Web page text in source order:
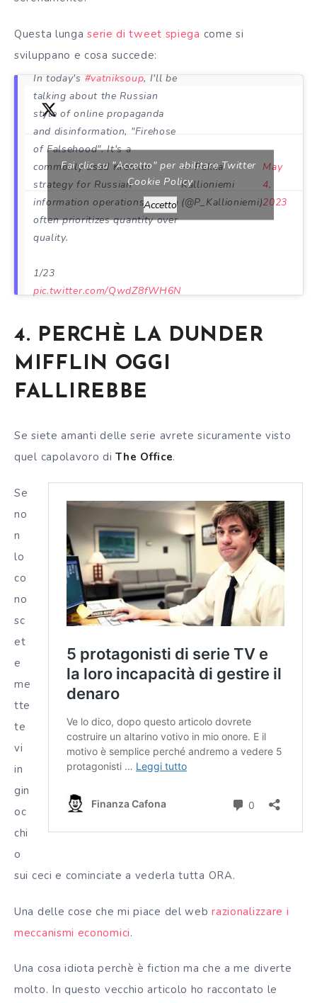
Questa lungaserie di tweet spiega come si
sviluppano e cosa succede:
In today's #vatniksoup, I'll be
talking about the Russian
style of online propaganda
and disinformation, "Firehose
of Falsehood". It's a
commonly used Kremlin
strategy for Russian
information operations, which
often prioritizes quantity over
quality.
1/23
pic.twitter.com/QwdZ8fWH6N
— Pekka
Kallioniemi
(@P_Kallioniemi)
May
4,
2023
Fai clic su "Accetto" per abilitare Twitter
Cookie Policy
Accetto
4. PERCHÈ LA DUNDER
MIFFLIN OGGI
FALLIREBBE
Se siete amanti delle serie avrete sicuramente visto
quel capolavoro diThe Office.
Se
no
n
lo
co
no
sc
et
e
me
tte
te
vi
in
gin
oc
chi
o
sui ceci e cominciate a vederla tutta ORA.
Una delle cose che mi piace del webrazionalizzare i
meccanismi economici.
Una cosa idiota perchè è fiction ma che a me diverte
molto. In questo vecchio articolo ho raccontato le